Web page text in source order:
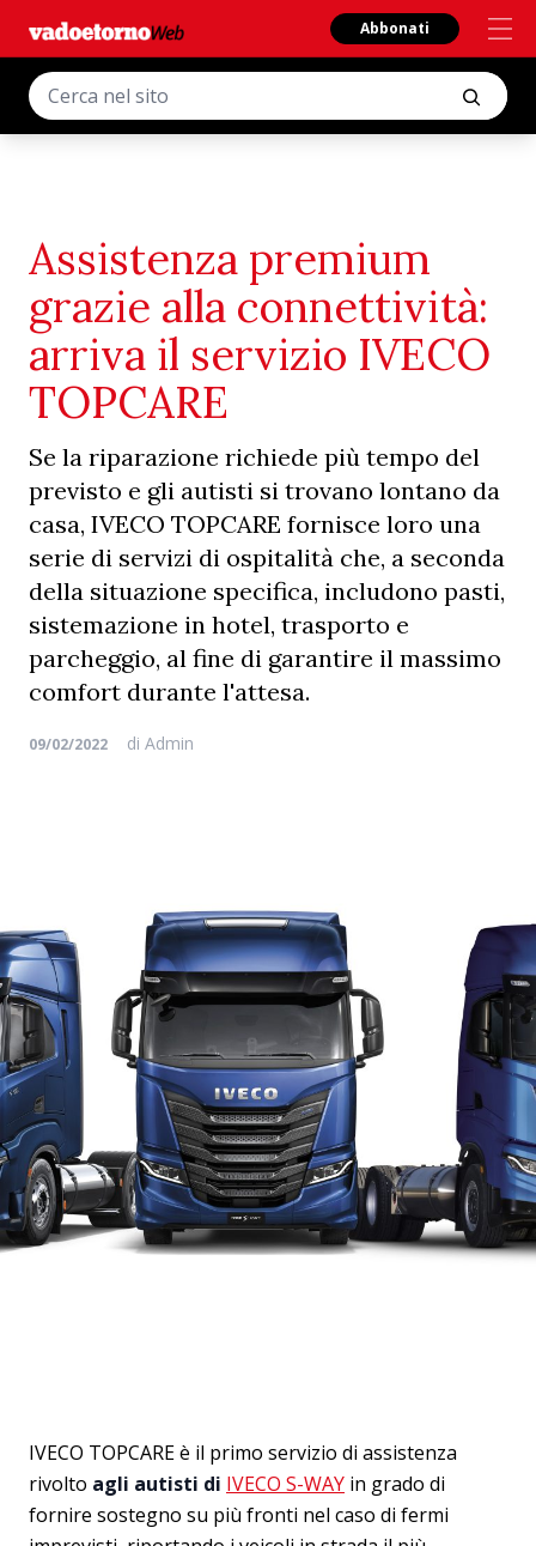
Abbonati
Assistenza premium
grazie alla connettività:
arriva il servizio IVECO
TOPCARE
Se la riparazione richiede più tempo del
previsto e gli autisti si trovano lontano da
casa, IVECO TOPCARE fornisce loro una
serie di servizi di ospitalità che, a seconda
della situazione specifica, includono pasti,
sistemazione in hotel, trasporto e
parcheggio, al fine di garantire il massimo
comfort durante l'attesa.
09/02/2022 di Admin
IVECO TOPCARE è il primo servizio di assistenza
rivolto agli autisti di IVECO S-WAY in grado di
fornire sostegno su più fronti nel caso di fermi